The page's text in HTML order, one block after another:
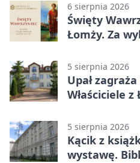
6 sierpnia 2026
Święty
Łomży. Za
5 sierpnia 2026
Upał
Właściciele
5 sierpnia 2026
Kącik z
wystawę.